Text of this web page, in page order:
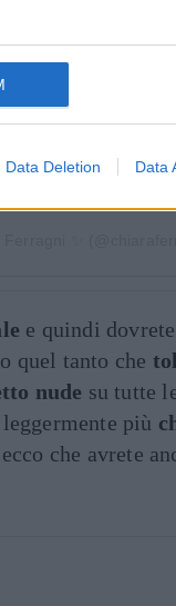
Data Deletion Data
e quindi dovrete
quel tanto che
nude su tutte
leggermente più
che avrete